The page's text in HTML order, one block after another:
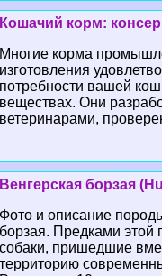
Кошачий корм:
Многие корма
изготовления
потребности вашей
веществах. Они
ветеринарами,
Венгерская борзая
Фото и описание
борзая. Предками этой
собаки, пришедшие
территорию